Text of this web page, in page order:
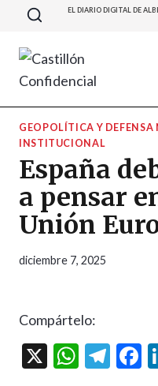
Saltar
contenido
EL DIARIO DIGITAL DE
GEOPOLÍTICA Y
INSTITUCIONAL
España
a pensar
Unión
diciembre 7, 2025
Compártelo:
X
W T
F